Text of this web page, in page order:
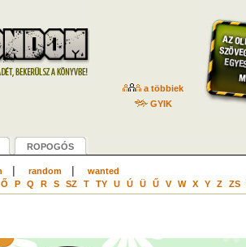
a többiek
GYIK
ROPOGÓS
| random|
wanted
Ő P Q R S SZ T TY U Ú Ü Ű V W X Y Z ZS